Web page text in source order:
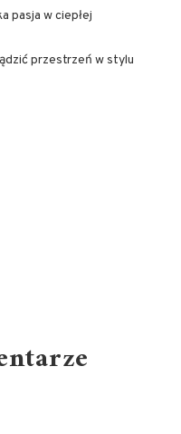
pasja w ciepłej
przestrzeń w stylu